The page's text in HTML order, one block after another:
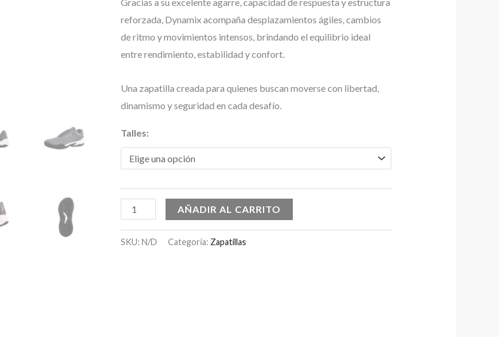
reforzada, Dynamix acompaña desplazamientos ágiles, cambios
de ritmo y movimientos intensos, brindando el equilibrio ideal
entre rendimiento, estabilidad y confort.
Una zapatilla creada para quienes buscan moverse con libertad,
dinamismo y seguridad en cada desafío.
Talles:
AÑADIR AL CARRITO
SKU:N/D Categoría: Zapatillas